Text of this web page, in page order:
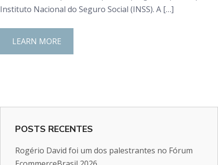
Instituto Nacional do Seguro Social (INSS). A […]
LEARN MORE
POSTS RECENTES
Rogério David foi um dos palestrantes no Fórum